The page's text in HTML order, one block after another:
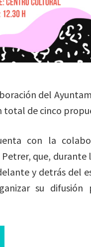
del
total de cinco
con la
que, durante
y detrás del
su